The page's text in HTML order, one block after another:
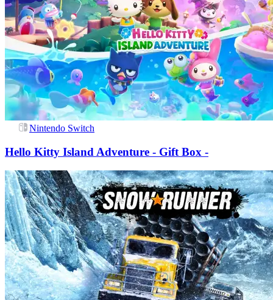
Nintendo Switch
Hello Kitty Island Adventure - Gift Box -